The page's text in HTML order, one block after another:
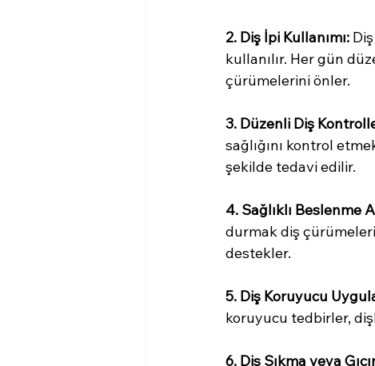
2. Diş İpi Kullanımı:
kullanılır. Her gün
çürümelerini önler.
3. Düzenli Diş
sağlığını kontrol
şekilde tedavi edilir.
4. Sağlıklı Beslenme
durmak diş
destekler.
5. Diş Koruyucu
koruyucu tedbirler,
6. Diş Sıkma veya